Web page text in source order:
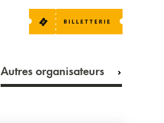
Autres organisateurs